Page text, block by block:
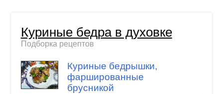
Куриные бедра в духовке
Подборка рецептов
Куриные бедрышки,
фаршированные
брусникой